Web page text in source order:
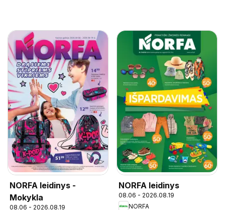
NORFA leidinys -
Mokykla
08.06 - 2026.08.19
NORFA leidinys
08.06 - 2026.08.19
NORFA